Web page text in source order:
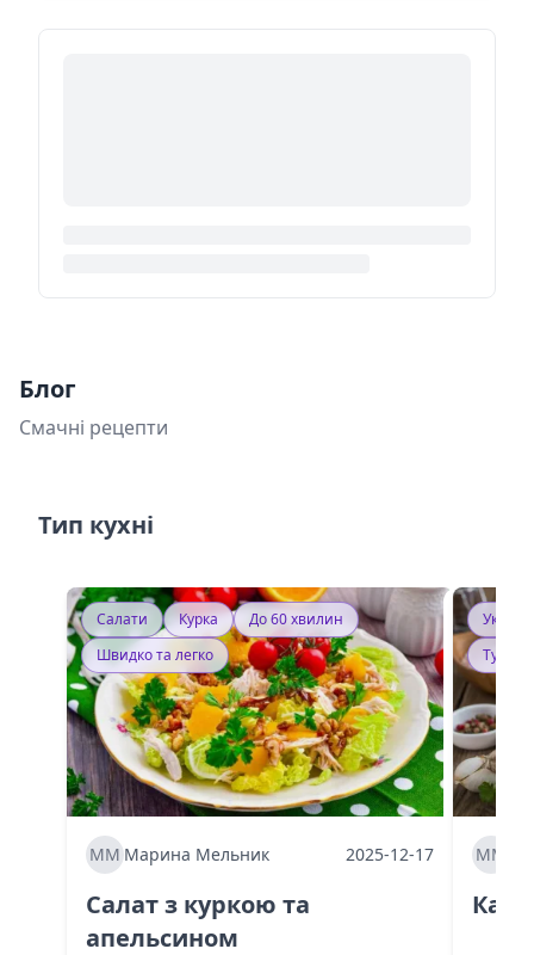
Блог
Смачні рецепти
Тип кухні
Салати Курка
До 60 хвилин
Швидко та легко
ММ Марина Мельник 2025-12-17
Салат з куркою та
апельсином
ММ